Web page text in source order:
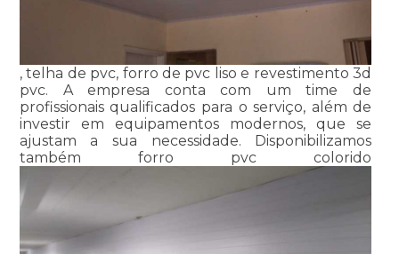
, telha de pvc, forro de pvc liso e revestimento 3d
pvc. A empresa conta com um time de
profissionais qualificados para o serviço, além de
investir em equipamentos modernos, que se
ajustam a sua necessidade. Disponibilizamos
também forro pvc colorido